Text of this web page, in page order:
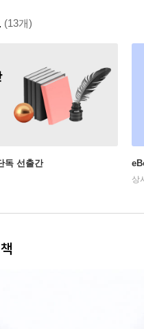
(13개)
독 선출간
상